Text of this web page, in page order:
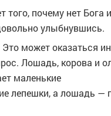
того, почему нет Бога
улыбнувшись.
может оказаться
Лошадь, корова и
маленькие
лепешки, а лошадь